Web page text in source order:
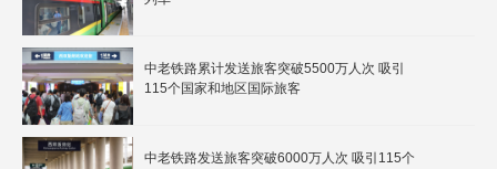
中老铁路累计发送旅客突破5500万人次 吸引
115个国家和地区国际旅客
中老铁路发送旅客突破6000万人次 吸引115个